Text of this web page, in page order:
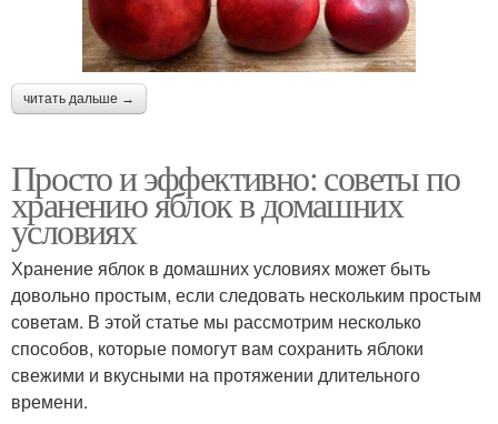
читать дальше →
Просто и эффективно: советы по
хранению яблок в домашних
условиях
Хранение яблок в домашних условиях может быть
довольно простым, если следовать нескольким простым
советам. В этой статье мы рассмотрим несколько
способов, которые помогут вам сохранить яблоки
свежими и вкусными на протяжении длительного
времени.